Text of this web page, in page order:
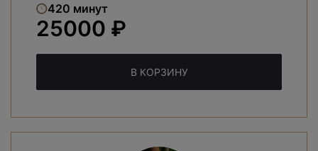
420 минут
25000 ₽
В КОРЗИНУ